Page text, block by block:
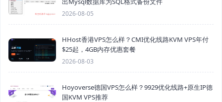
2026-08-05
HHost香港VPS怎么样？CMI优化线路KVM VPS年付
$25起，4GB内存优惠套餐
2026-08-03
Hoyoverse德国VPS怎么样？9929优化线路+原生IP德
国KVM VPS推荐